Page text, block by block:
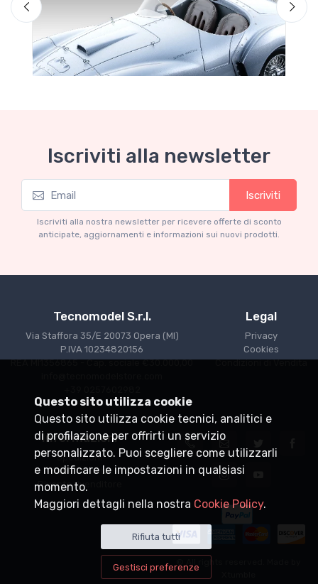
Ferrari 166 MM Abarth Metallic Silver Press
Version 1953 scala 1/18
Iscriviti alla newsletter
Iscriviti
Iscriviti alla nostra newsletter per ricevere offerte di sconto
anticipate, aggiornamenti e informazioni sui nuovi prodotti.
Tecnomodel S.r.l.
Via Staffora 35/E 20073 Opera (MI)
P.IVA 10234820156
REA MI1356865 - Cap. sociale €30.000,00
Legal
Privacy
Cookies
Condizioni di Vendita
Informazioni
Spedizioni
Punti vendita
Diventa rivenditore
Questo sito utilizza cookie
Questo sito utilizza cookie tecnici, analitici e
di profilazione per offrirti un servizio
personalizzato. Puoi scegliere come utilizzarli
e modificare le impostazioni in qualsiasi
momento.
Maggiori dettagli nella nostra Cookie Policy.
Rifiuta tutti
Gestisci preferenze